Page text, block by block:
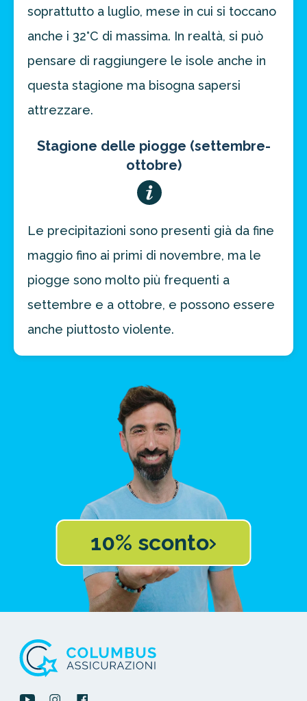
soprattutto a luglio, mese in cui si toccano
anche i 32°C di massima. In realtà, si può
pensare di raggiungere le isole anche in
questa stagione ma bisogna sapersi
attrezzare.
Stagione delle piogge (settembre-
ottobre)
Le precipitazioni sono presenti già da fine
maggio fino ai primi di novembre, ma le
piogge sono molto più frequenti a
settembre e a ottobre, e possono essere
anche piuttosto violente.
10% sconto